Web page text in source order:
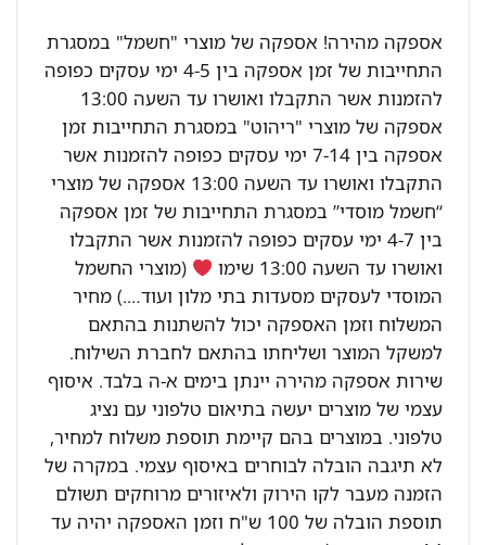
אספקה מהירה! אספקה של מוצרי "חשמל" במסגרת
התחייבות של זמן אספקה בין 4-5 ימי עסקים כפופה
להזמנות אשר התקבלו ואושרו עד השעה 13:00
אספקה של מוצרי "ריהוט" במסגרת התחייבות זמן
אספקה בין 7-14 ימי עסקים כפופה להזמנות אשר
התקבלו ואושרו עד השעה 13:00 אספקה של מוצרי
“חשמל מוסדי” במסגרת התחייבות של זמן אספקה
בין 4-7 ימי עסקים כפופה להזמנות אשר התקבלו
ואושרו עד השעה 13:00 שימו
(מוצרי החשמל
המוסדי לעסקים מסעדות בתי מלון ועוד….) מחיר
המשלוח וזמן האספקה יכול להשתנות בהתאם
למשקל המוצר ושליחתו בהתאם לחברת השילוח.
שירות אספקה מהירה יינתן בימים א-ה בלבד. איסוף
עצמי של מוצרים יעשה בתיאום טלפוני עם נציג
טלפוני. במוצרים בהם קיימת תוספת משלוח למחיר,
לא תיגבה הובלה לבוחרים באיסוף עצמי. במקרה של
הזמנה מעבר לקו הירוק ולאיזורים מרוחקים תשולם
תוספת הובלה של 100 ש"ח וזמן האספקה יהיה עד